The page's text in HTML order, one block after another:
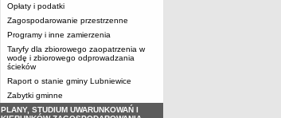
Opłaty i podatki
Zagospodarowanie przestrzenne
Programy i inne zamierzenia
Taryfy dla zbiorowego zaopatrzenia w
wodę i zbiorowego odprowadzania
ścieków
Raport o stanie gminy Lubniewice
Zabytki gminne
PLANY, STUDIUM UWARUNKOWAŃ I